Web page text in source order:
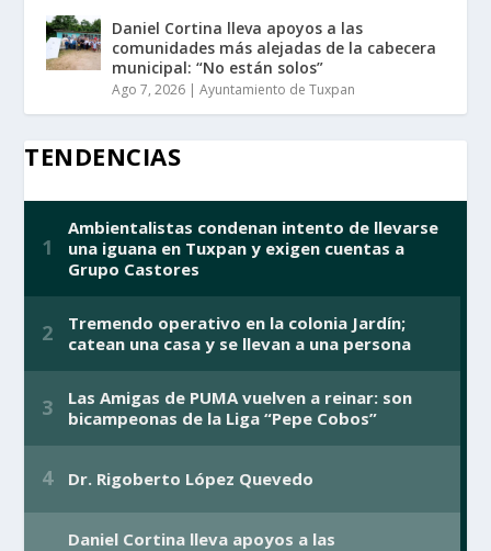
Daniel Cortina lleva apoyos a las
comunidades más alejadas de la cabecera
municipal: “No están solos”
Ago 7, 2026 |Ayuntamiento de Tuxpan
TENDENCIAS